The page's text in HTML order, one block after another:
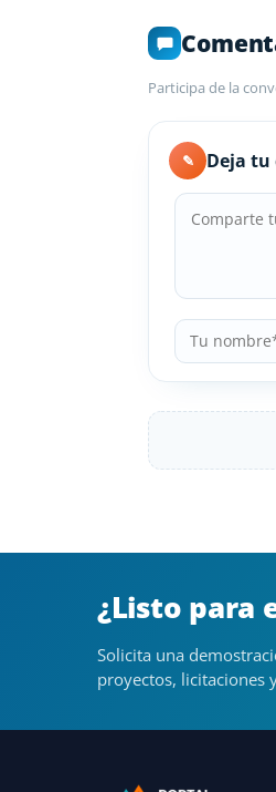
Participa de la
✎ Deja
¿Listo para
Solicita una
proyectos, licitaciones